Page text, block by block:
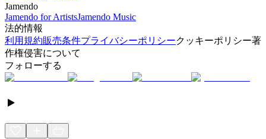
Jamendo
Jamendo for ArtistsJamendo Music
法的情報
利用規約販売条件プライバシーポリシークッキーポリシー著
作権侵害について
フォローする